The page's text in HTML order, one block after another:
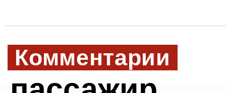
Комментарии